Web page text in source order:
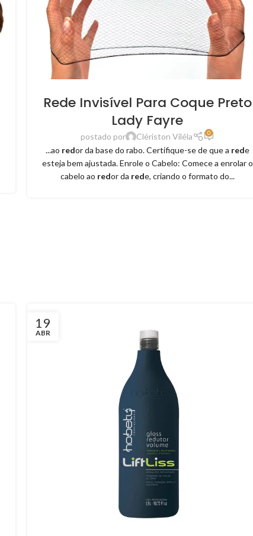
Rede Invisível Para Coque Preto
Lady Fayre
postado por Clériston Viléla 0
...ao redor da base do rabo. Certifique-se de que a rede
esteja bem ajustada. Enrole o Cabelo: Comece a enrolar o
cabelo ao redor da rede, criando o formato do...
19
ABR